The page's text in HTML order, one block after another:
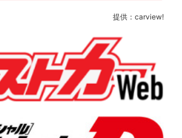
提供：carview!